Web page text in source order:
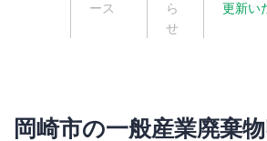
ース​
ら
せ
更新い
岡崎市の一般産業廃棄